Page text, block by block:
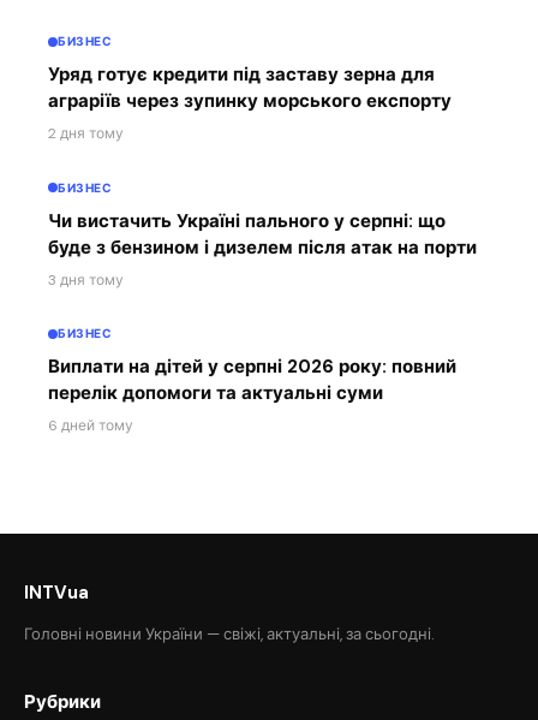
БИЗНЕС
Уряд готує кредити під заставу зерна для
аграріїв через зупинку морського експорту
2 дня тому
БИЗНЕС
Чи вистачить Україні пального у серпні: що
буде з бензином і дизелем після атак на порти
3 дня тому
БИЗНЕС
Виплати на дітей у серпні 2026 року: повний
перелік допомоги та актуальні суми
6 дней тому
INTVua
Головні новини України — свіжі, актуальні, за сьогодні.
Рубрики